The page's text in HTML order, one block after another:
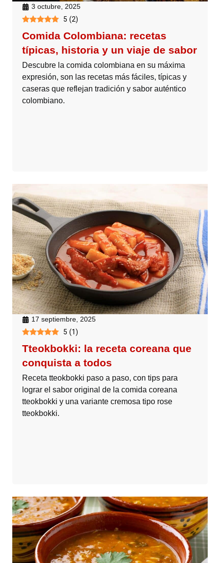
3 octubre, 2025
5 (2)
Comida Colombiana: recetas
típicas, historia y un viaje de sabor
Descubre la comida colombiana en su máxima
expresión, son las recetas más fáciles, típicas y
caseras que reflejan tradición y sabor auténtico
colombiano.
17 septiembre, 2025
5 (1)
Tteokbokki: la receta coreana que
conquista a todos
Receta tteokbokki paso a paso, con tips para
lograr el sabor original de la comida coreana
tteokbokki y una variante cremosa tipo rose
tteokbokki.